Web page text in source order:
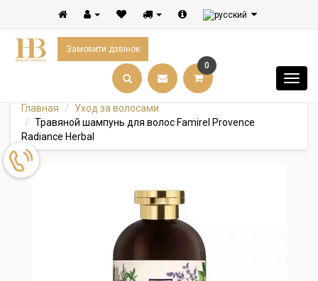
Замовити дзвінок
0
Главная
Уход за волосами
Травяной шампунь для волос Famirel Provence
Radiance Herbal